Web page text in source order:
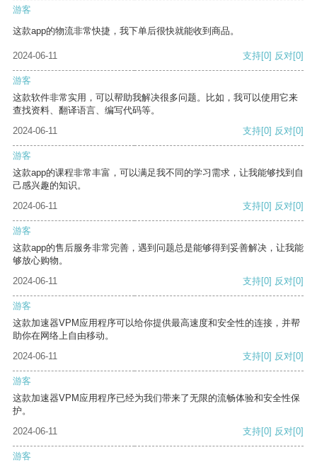
游客
这款app的物流非常快捷，我下单后很快就能收到商品。
2024-06-11 支持[0] 反对[0]
游客
这款软件非常实用，可以帮助我解决很多问题。比如，我可以使用它来
查找资料、翻译语言、编写代码等。
2024-06-11
支持[0] 反对[0]
游客
这款app的课程非常丰富，可以满足我不同的学习需求，让我能够找到自
己感兴趣的知识。
2024-06-11
支持[0] 反对[0]
游客
这款app的售后服务非常完善，遇到问题总是能够得到妥善解决，让我能
够放心购物。
2024-06-11
支持[0] 反对[0]
游客
这款加速器VPM应用程序可以给你提供最高速度和安全性的连接，并帮
助你在网络上自由移动。
2024-06-11
支持[0] 反对[0]
游客
这款加速器VPM应用程序已经为我们带来了无限的流畅体验和安全性保
护。
2024-06-11
支持[0] 反对[0]
游客